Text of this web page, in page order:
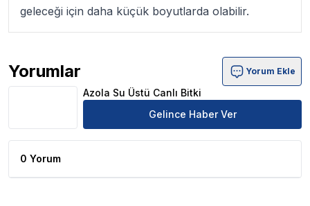
geleceği için daha küçük boyutlarda olabilir.
Yorumlar
Azola Su Üstü Canlı Bitki Ürün Yorumları
Yorum Ekle
Azola Su Üstü Canlı Bitki
Gelince Haber Ver
0 Yorum